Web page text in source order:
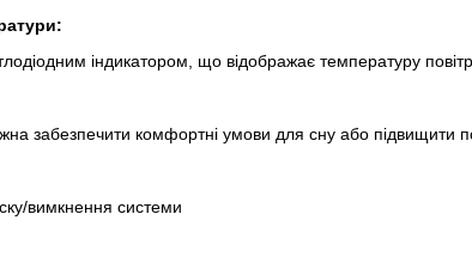
індикатором, що відображає температуру
забезпечити комфортні умови для сну або підвищити
вимкнення системи